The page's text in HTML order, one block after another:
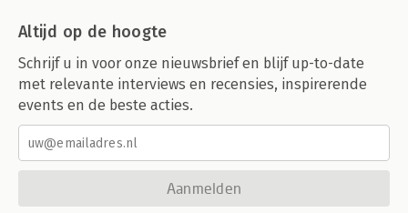
Altijd op de hoogte
Schrijf u in voor onze nieuwsbrief en blijf up-to-date
met relevante interviews en recensies, inspirerende
events en de beste acties.
Aanmelden